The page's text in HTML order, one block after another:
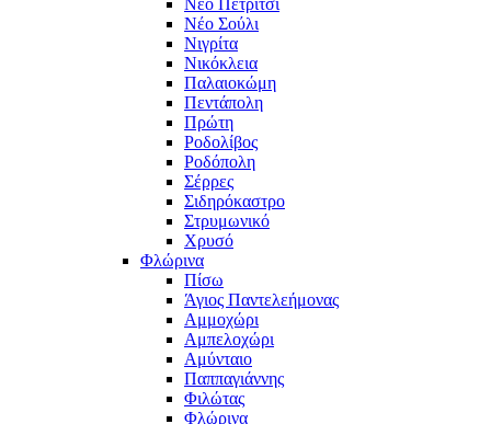
Νέο Σούλι
Νιγρίτα
Νικόκλεια
Παλαιοκώμη
Πεντάπολη
Πρώτη
Ροδολίβος
Ροδόπολη
Σέρρες
Σιδηρόκαστρο
Στρυμωνικό
Χρυσό
Φλώρινα
Πίσω
Άγιος Παντελεήμονας
Αμμοχώρι
Αμπελοχώρι
Αμύνταιο
Παππαγιάννης
Φιλώτας
Φλώρινα